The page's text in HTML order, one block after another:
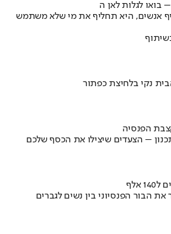
אנשים, היא תחליף את מי שלא משתמש
נקי בלחיצת כפתור
הפנסיה
– הצעדים שיצילו את הכסף שלכם
את הבור הפנסיוני בין נשים לגברים